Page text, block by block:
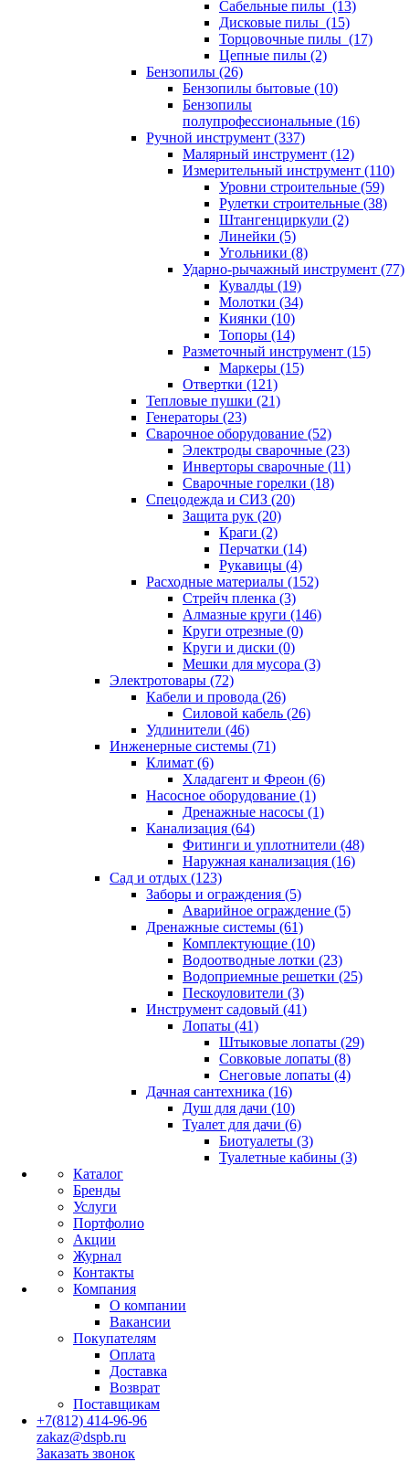
Сабельные пилы (13)
Дисковые пилы (15)
Торцовочные пилы (17)
Цепные пилы (2)
Бензопилы (26)
Бензопилы бытовые (10)
Бензопилы
полупрофессиональные (16)
Ручной инструмент (337)
Малярный инструмент (12)
Измерительный инструмент (110)
Уровни строительные (59)
Рулетки строительные (38)
Штангенциркули (2)
Линейки (5)
Угольники (8)
Ударно-рычажный инструмент (77)
Кувалды (19)
Молотки (34)
Киянки (10)
Топоры (14)
Разметочный инструмент (15)
Маркеры (15)
Отвертки (121)
Тепловые пушки (21)
Генераторы (23)
Сварочное оборудование (52)
Электроды сварочные (23)
Инверторы сварочные (11)
Сварочные горелки (18)
Спецодежда и СИЗ (20)
Защита рук (20)
Краги (2)
Перчатки (14)
Рукавицы (4)
Расходные материалы (152)
Стрейч пленка (3)
Алмазные круги (146)
Круги отрезные (0)
Круги и диски (0)
Мешки для мусора (3)
Электротовары (72)
Кабели и провода (26)
Силовой кабель (26)
Удлинители (46)
Инженерные системы (71)
Климат (6)
Хладагент и Фреон (6)
Насосное оборудование (1)
Дренажные насосы (1)
Канализация (64)
Фитинги и уплотнители (48)
Наружная канализация (16)
Сад и отдых (123)
Заборы и ограждения (5)
Аварийное ограждение (5)
Дренажные системы (61)
Комплектующие (10)
Водоотводные лотки (23)
Водоприемные решетки (25)
Пескоуловители (3)
Инструмент садовый (41)
Лопаты (41)
Штыковые лопаты (29)
Совковые лопаты (8)
Снеговые лопаты (4)
Дачная сантехника (16)
Душ для дачи (10)
Туалет для дачи (6)
Биотуалеты (3)
Туалетные кабины (3)
Каталог
Бренды
Услуги
Портфолио
Акции
Журнал
Контакты
Компания
О компании
Вакансии
Покупателям
Оплата
Доставка
Возврат
Поставщикам
+7(812) 414-96-96
zakaz@dspb.ru
Заказать звонок